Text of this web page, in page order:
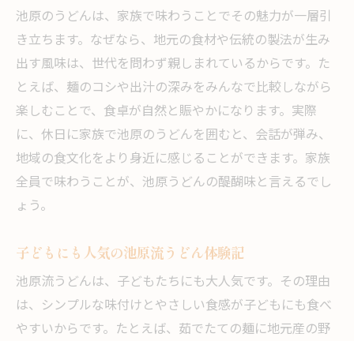
池原のうどんは、家族で味わうことでその魅力が一層引
き立ちます。なぜなら、地元の食材や伝統の製法が生み
出す風味は、世代を問わず親しまれているからです。た
とえば、麺のコシや出汁の深みをみんなで比較しながら
楽しむことで、食卓が自然と賑やかになります。実際
に、休日に家族で池原のうどんを囲むと、会話が弾み、
地域の食文化をより身近に感じることができます。家族
全員で味わうことが、池原うどんの醍醐味と言えるでし
ょう。
子どもにも人気の池原流うどん体験記
池原流うどんは、子どもたちにも大人気です。その理由
は、シンプルな味付けとやさしい食感が子どもにも食べ
やすいからです。たとえば、茹でたての麺に地元産の野